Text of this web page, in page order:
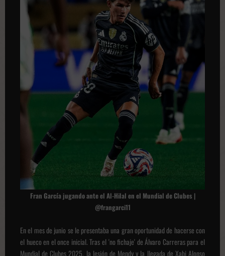
Fran García jugando ante el Al-Hilal en el Mundial de Clubes |
@frangarci11
En el mes de junio se le presentaba una gran oportunidad de hacerse con
el hueco en el once inicial. Tras el 'no fichaje' de Álvaro Carreras para el
Mundial de Clubes 2025, la lesión de Mendy y la llegada de Xabi Alonso